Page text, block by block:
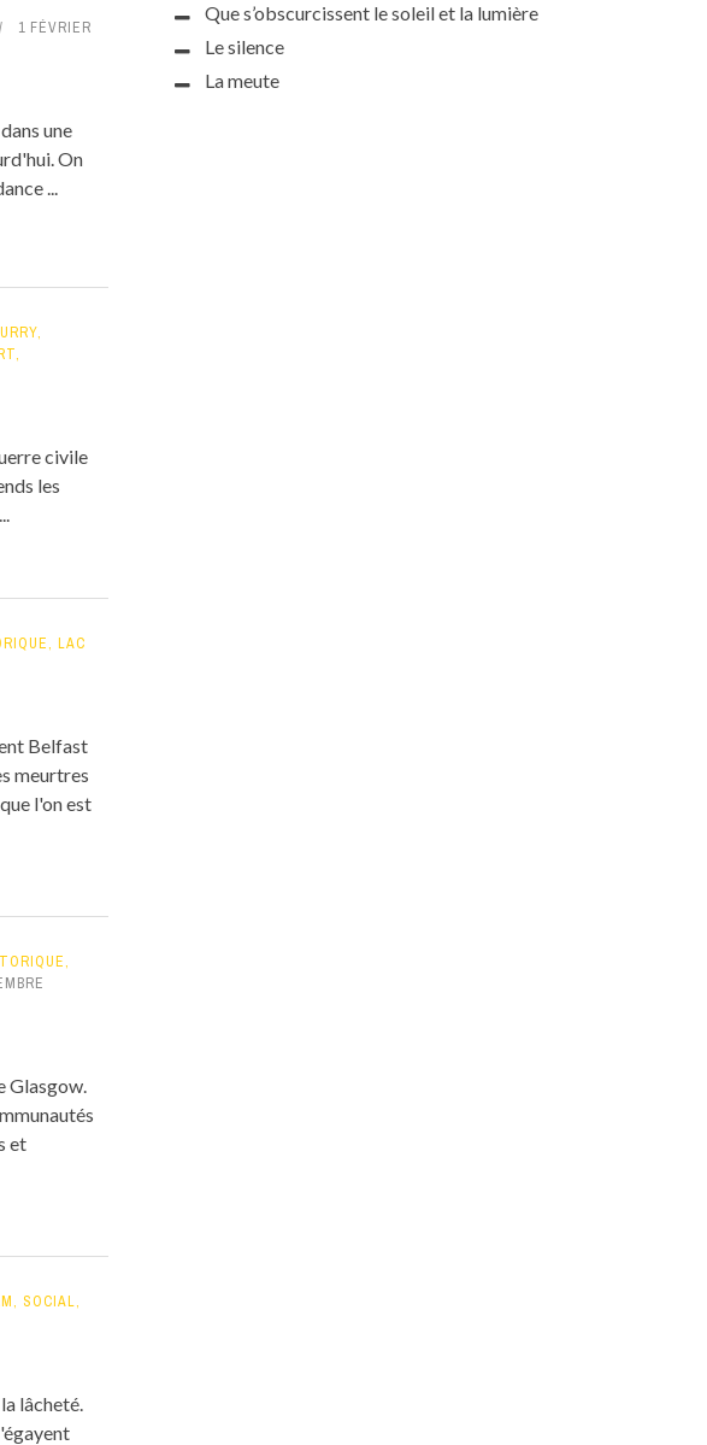
1 FÉVRIER
une
On
...
,
,
civile
les
, LAC
Belfast
meurtres
l'on est
,
Glasgow.
et
, SOCIAL,
lâcheté.
Que s’obscurcissent le soleil et la lumière
Le silence
La meute